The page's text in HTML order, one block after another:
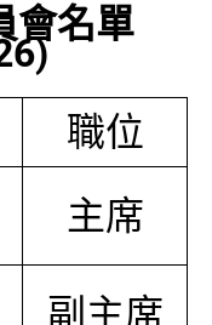
會名單
職位
主席
副主席